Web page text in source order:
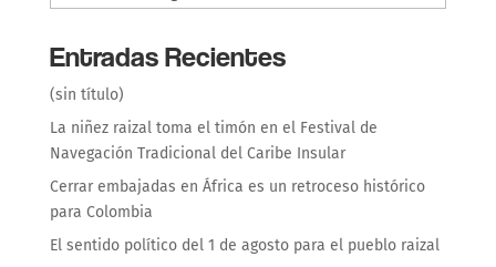
Entradas Recientes
(sin título)
La niñez raizal toma el timón en el Festival de
Navegación Tradicional del Caribe Insular
Cerrar embajadas en África es un retroceso histórico
para Colombia
El sentido político del 1 de agosto para el pueblo raizal